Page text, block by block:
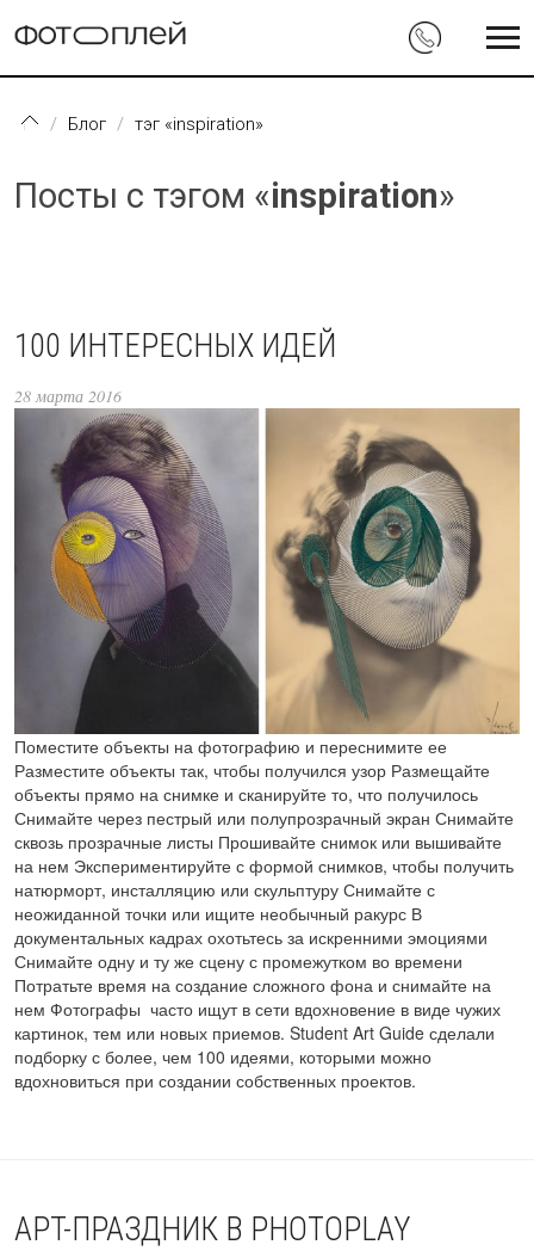
Блог тэг «inspiration»
Посты с тэгом «inspiration»
100 ИНТЕРЕСНЫХ ИДЕЙ
28 марта 2016
Поместите объекты на фотографию и переснимите ее
Разместите объекты так, чтобы получился узор Размещайте
объекты прямо на снимке и сканируйте то, что получилось
Снимайте через пестрый или полупрозрачный экран Снимайте
сквозь прозрачные листы Прошивайте снимок или вышивайте
на нем Экспериментируйте с формой снимков, чтобы получить
натюрморт, инсталляцию или скульптуру Снимайте с
неожиданной точки или ищите необычный ракурс В
документальных кадрах охотьтесь за искренними эмоциями
Снимайте одну и ту же сцену с промежутком во времени
Потратьте время на создание сложного фона и снимайте на
нем Фотографы часто ищут в сети вдохновение в виде чужих
картинок, тем или новых приемов. Student Art Guide сделали
подборку с более, чем 100 идеями, которыми можно
вдохновиться при создании собственных проектов.
АРТ-ПРАЗДНИК В PHOTOPLAY